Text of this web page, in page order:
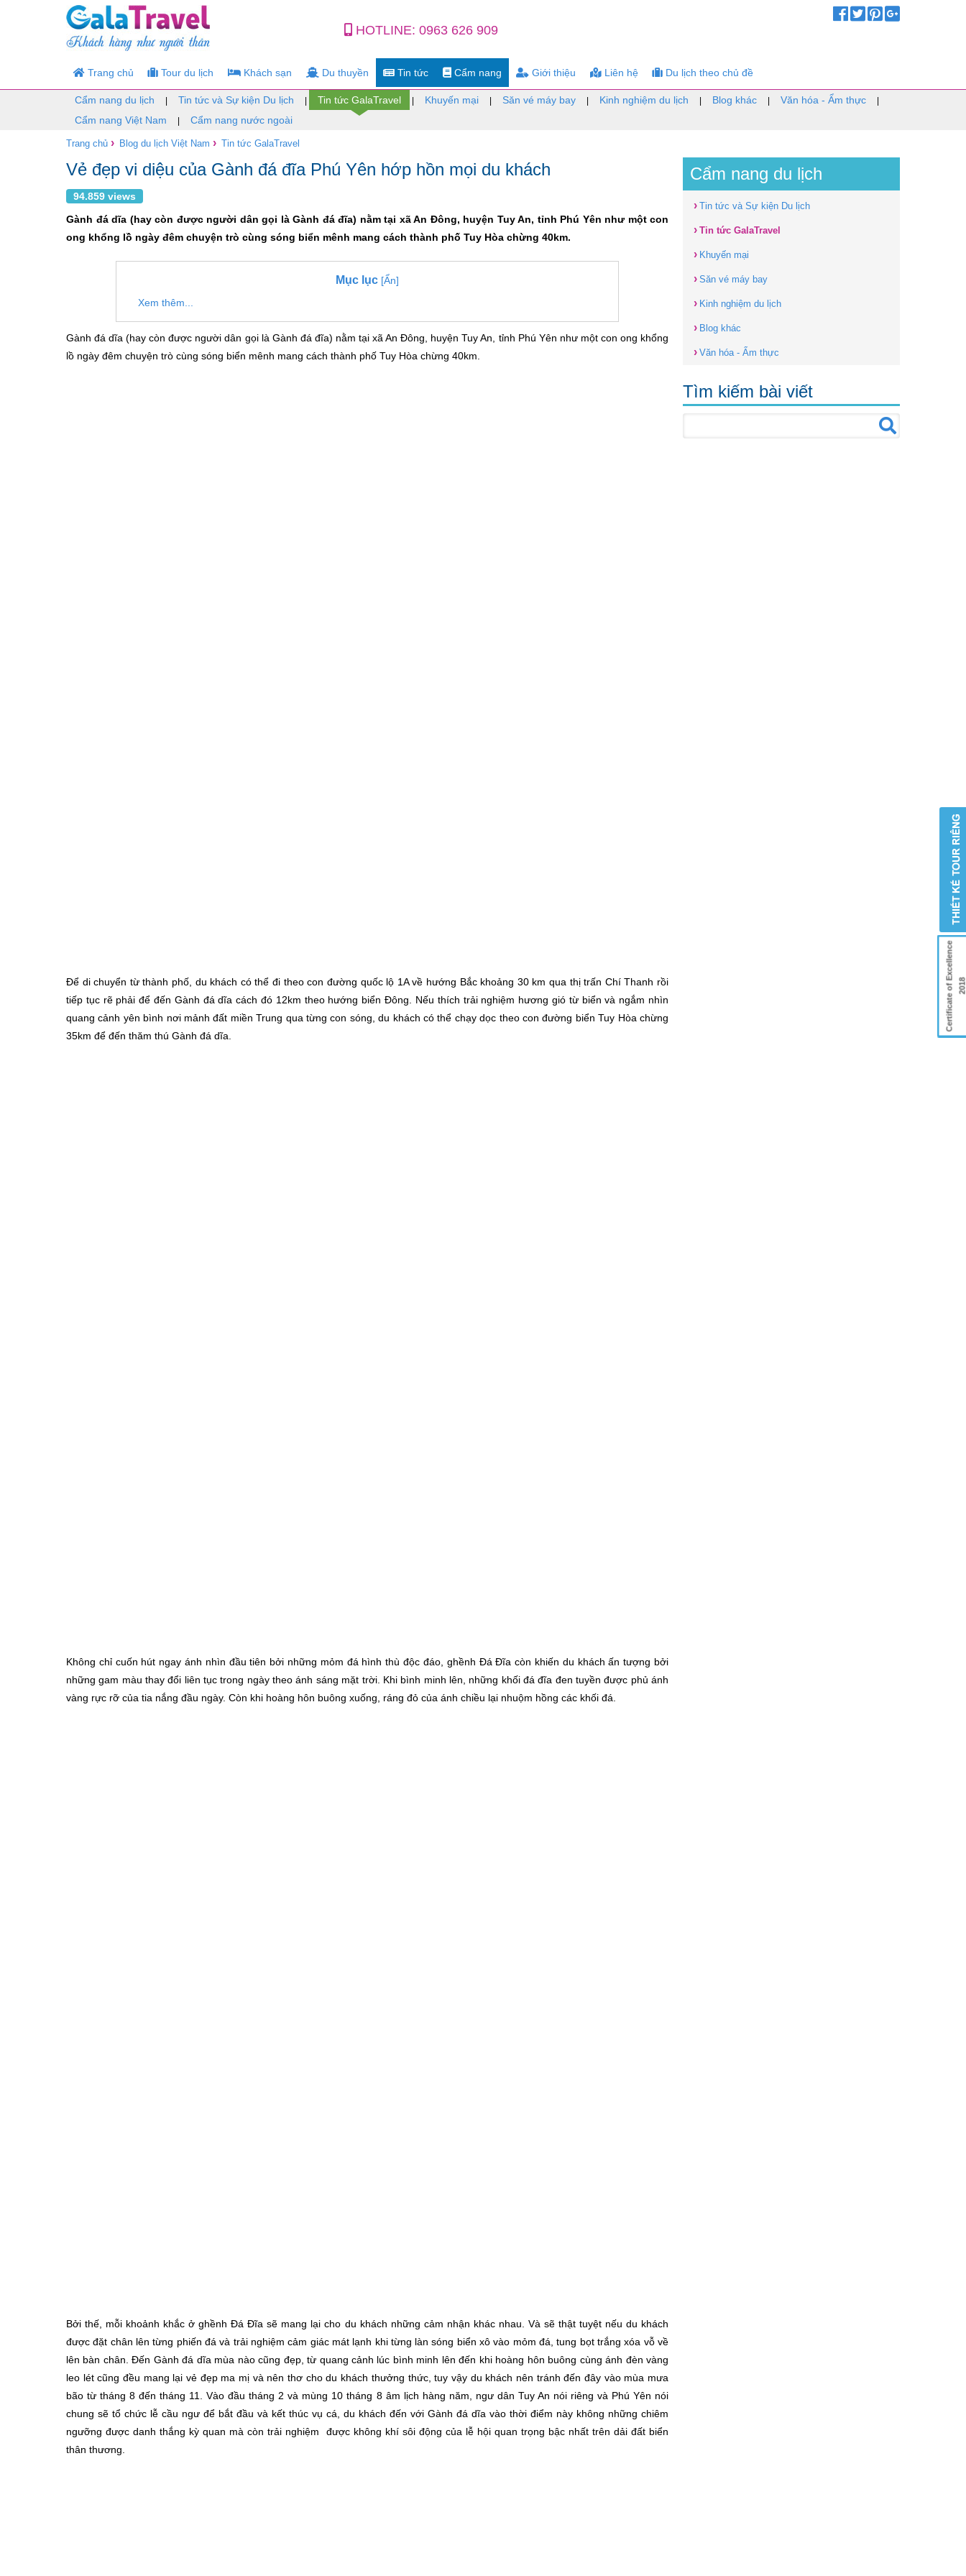
HOTLINE: 0963 626 909
Trang chủ Tour du lịch Khách sạn Du thuyền Tin tức Cẩm nang Giới thiệu Liên hệ Du lịch theo chủ đề
Cẩm nang du lịch Tin tức và Sự kiện Du lịch Tin tức GalaTravel Khuyến mại Săn vé máy bay Kinh nghiệm du lịch Blog khác Văn hóa - Ẩm thực
Cẩm nang Việt Nam Cẩm nang nước ngoài
Trang chủ › Blog du lịch Việt Nam › Tin tức GalaTravel
Vẻ đẹp vi diệu của Gành đá đĩa Phú Yên hớp hồn mọi du khách
94.859 views
Gành đá dĩa (hay còn được người dân gọi là Gành đá đĩa) nằm tại xã An Đông, huyện Tuy An, tỉnh Phú Yên như một con
ong khổng lồ ngày đêm chuyện trò cùng sóng biển mênh mang cách thành phố Tuy Hòa chừng 40km.
Mục lục [Ẩn]
Xem thêm...
Gành đá dĩa (hay còn được người dân gọi là Gành đá đĩa) nằm tại xã An Đông, huyện Tuy An, tỉnh Phú Yên như một con ong khổng
lồ ngày đêm chuyện trò cùng sóng biển mênh mang cách thành phố Tuy Hòa chừng 40km.
Để di chuyển từ thành phố, du khách có thể đi theo con đường quốc lộ 1A về hướng Bắc khoảng 30 km qua thị trấn Chí Thanh rồi
tiếp tục rẽ phải để đến Gành đá dĩa cách đó 12km theo hướng biển Đông. Nếu thích trải nghiệm hương gió từ biển và ngắm nhìn
quang cảnh yên bình nơi mảnh đất miền Trung qua từng con sóng, du khách có thể chạy dọc theo con đường biển Tuy Hòa chừng
35km để đến thăm thú Gành đá dĩa.
Không chỉ cuốn hút ngay ánh nhìn đầu tiên bởi những mỏm đá hình thù độc đáo, ghềnh Đá Đĩa còn khiến du khách ấn tượng bởi
những gam màu thay đổi liên tục trong ngày theo ánh sáng mặt trời. Khi bình minh lên, những khối đá đĩa đen tuyền được phủ ánh
vàng rực rỡ của tia nắng đầu ngày. Còn khi hoàng hôn buông xuống, ráng đỏ của ánh chiều lại nhuộm hồng các khối đá.
Bởi thế, mỗi khoảnh khắc ở ghềnh Đá Đĩa sẽ mang lại cho du khách những cảm nhận khác nhau. Và sẽ thật tuyệt nếu du khách
được đặt chân lên từng phiến đá và trải nghiệm cảm giác mát lạnh khi từng làn sóng biển xô vào mỏm đá, tung bọt trắng xóa vỗ về
lên bàn chân. Đến Gành đá dĩa mùa nào cũng đẹp, từ quang cảnh lúc bình minh lên đến khi hoàng hôn buông cùng ánh đèn vàng
leo lét cũng đều mang lại vẻ đẹp ma mị và nên thơ cho du khách thưởng thức, tuy vậy du khách nên tránh đến đây vào mùa mưa
bão từ tháng 8 đến tháng 11. Vào đầu tháng 2 và mùng 10 tháng 8 âm lịch hàng năm, ngư dân Tuy An nói riêng và Phú Yên nói
chung sẽ tổ chức lễ cầu ngư để bắt đầu và kết thúc vụ cá, du khách đến với Gành đá dĩa vào thời điểm này không những chiêm
ngưỡng được danh thắng kỳ quan mà còn trải nghiệm được không khí sôi động của lễ hội quan trọng bậc nhất trên dải đất biển
thân thương.
Cẩm nang du lịch
› Tin tức và Sự kiện Du lịch
› Tin tức GalaTravel
› Khuyến mại
› Săn vé máy bay
› Kinh nghiệm du lịch
› Blog khác
› Văn hóa - Ẩm thực
Tìm kiếm bài viết
Certificate of Excellence 2018